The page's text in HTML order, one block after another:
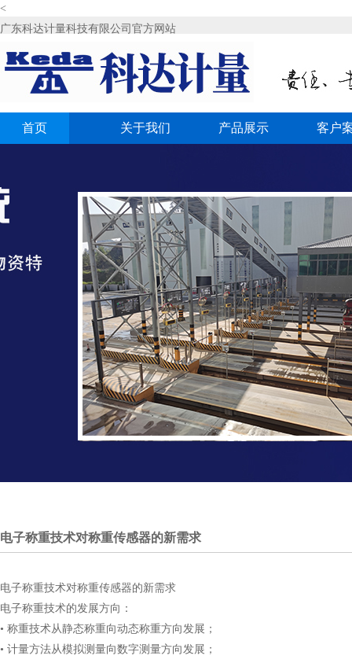
<
广东科达计量科技有限公司官方网站
首页 关于我们 产品展示 客户
电子称重技术对称重传感器的新需求
电子称重技术对称重传感器的新需求
电子称重技术的发展方向：
• 称重技术从静态称重向动态称重方向发展；
• 计量方法从模拟测量向数字测量方向发展；